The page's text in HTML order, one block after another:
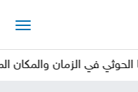
الزمان والمكان المناسبين